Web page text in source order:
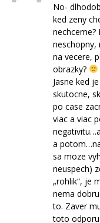
No-
ked zeny
nechceme?
na vecere,
obrazky?
Jasne ked
skutocne,
po case
viac a viac
a
sa moze
neuspech)
„rohlik“, je
nema
to. Zaver
toto